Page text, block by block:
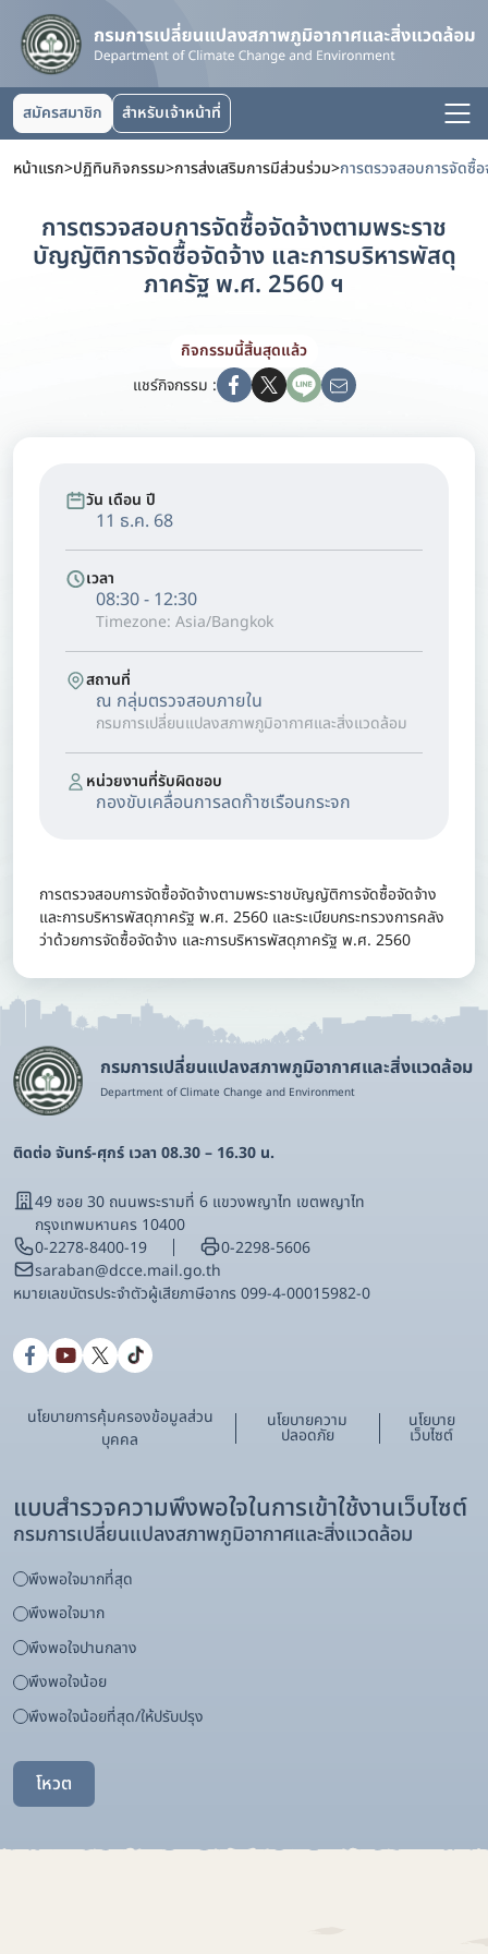
สมัครสมาชิก สำหรับเจ้าหน้าที่
หน้าแรก>ปฏิทินกิจกรรม>การส่งเสริมการมีส่วนร่วม>
การตรวจสอบการจัดซื้อจัดจ้างตามพระราช
บัญญัติการจัดซื้อจัดจ้าง และการบริหารพัสดุ
ภาครัฐ พ.ศ. 2560 ฯ
กิจกรรมนี้สิ้นสุดแล้ว
แชร์กิจกรรม :
วัน เดือน ปี
11 ธ.ค. 68
เวลา
08:30 - 12:30
Timezone: Asia/Bangkok
สถานที่
ณ กลุ่มตรวจสอบภายใน
กรมการเปลี่ยนแปลงสภาพภูมิอากาศและสิ่งแวดล้อม
หน่วยงานที่รับผิดชอบ
กองขับเคลื่อนการลดก๊าซเรือนกระจก
การตรวจสอบการจัดซื้อจัดจ้างตามพระราชบัญญัติการจัดซื้อจัดจ้าง
และการบริหารพัสดุภาครัฐ พ.ศ. 2560 และระเบียบกระทรวงการคลัง
ว่าด้วยการจัดซื้อจัดจ้าง และการบริหารพัสดุภาครัฐ พ.ศ. 2560
กรมการเปลี่ยนแปลงสภาพภูมิอากาศและสิ่งแวดล้อม
Department of Climate Change and Environment
ติดต่อ จันทร์-ศุกร์ เวลา 08.30 – 16.30 น.
49 ซอย 30 ถนนพระรามที่ 6 แขวงพญาไท เขตพญาไท
กรุงเทพมหานคร 10400
0-2278-8400-19
0-2298-5606
saraban@dcce.mail.go.th
หมายเลขบัตรประจําตัวผู้เสียภาษีอากร 099-4-00015982-0
นโยบายการคุ้มครองข้อมูลส่วน
บุคคล
นโยบายความ
ปลอดภัย
นโยบาย
เว็บไซต์
แบบสำรวจความพึงพอใจในการเข้าใช้งานเว็บไซต์
กรมการเปลี่ยนแปลงสภาพภูมิอากาศและสิ่งแวดล้อม
พึงพอใจมากที่สุด
พึงพอใจมาก
พึงพอใจปานกลาง
พึงพอใจน้อย
พึงพอใจน้อยที่สุด/ให้ปรับปรุง
โหวต